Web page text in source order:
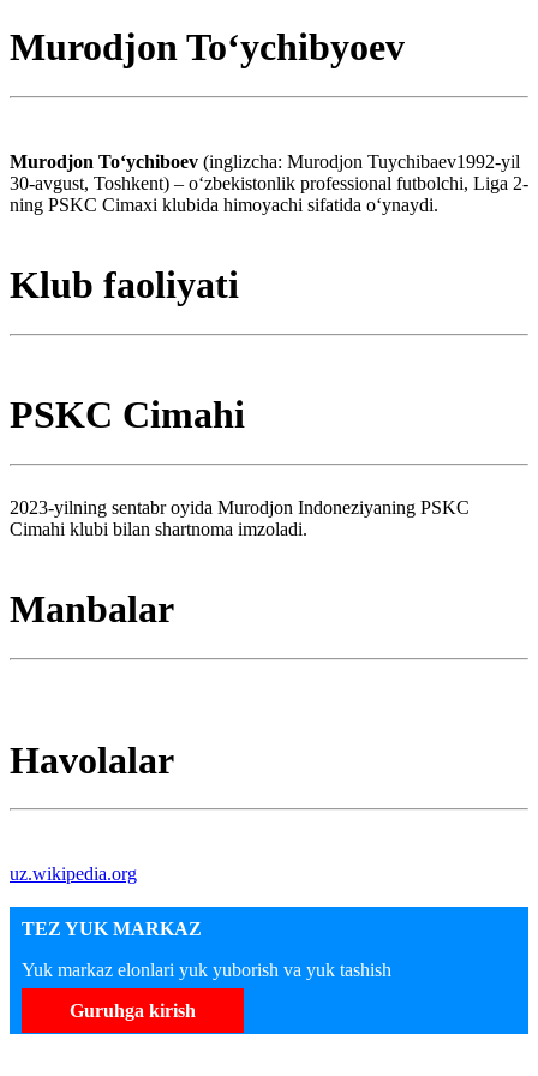
Murodjon Toʻychibyoev
Murodjon Toʻychiboev (inglizcha: Murodjon Tuychibaev1992-yil
30-avgust, Toshkent) – oʻzbekistonlik professional futbolchi, Liga 2-
ning PSKC Cimaxi klubida himoyachi sifatida oʻynaydi.
Klub faoliyati
PSKC Cimahi
2023-yilning sentabr oyida Murodjon Indoneziyaning PSKC
Cimahi klubi bilan shartnoma imzoladi.
Manbalar
Havolalar
uz.wikipedia.org
TEZ YUK MARKAZ
Yuk markaz elonlari yuk yuborish va yuk tashish
Guruhga kirish